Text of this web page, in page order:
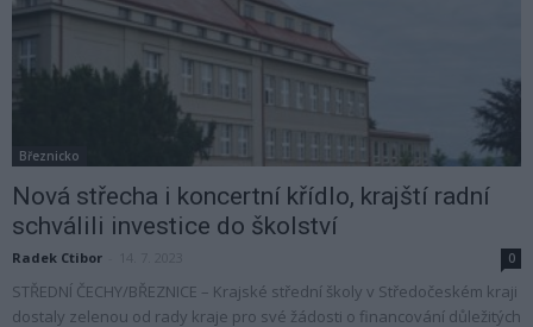
Březnicko
Nová střecha i koncertní křídlo, krajští radní
schválili investice do školství
Radek Ctibor 0
STŘEDNÍ ČECHY/BŘEZNICE – Krajské střední školy v Středočeském kraji
dostaly zelenou od rady kraje pro své žádosti o financování důležitých